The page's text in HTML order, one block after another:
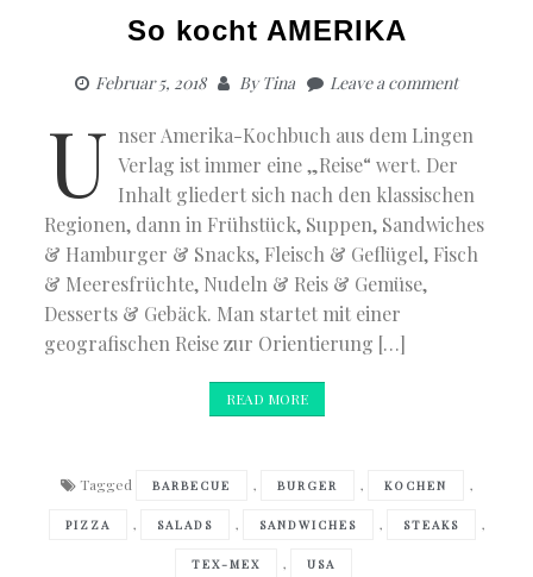
So kocht AMERIKA
Februar 5, 2018 ByTina Leave a comment
U nser Amerika-Kochbuch aus dem Lingen
Verlag ist immer eine „Reise“ wert. Der
Inhalt gliedert sich nach den klassischen
Regionen, dann in Frühstück, Suppen, Sandwiches
& Hamburger & Snacks, Fleisch & Geflügel, Fisch
& Meeresfrüchte, Nudeln & Reis & Gemüse,
Desserts & Gebäck. Man startet mit einer
geografischen Reise zur Orientierung […]
READ MORE
Tagged BARBECUE , BURGER , KOCHEN ,
PIZZA , SALADS , SANDWICHES , STEAKS ,
TEX-MEX , USA